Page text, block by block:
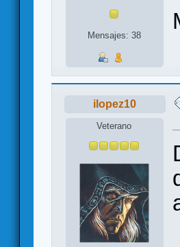
Mensajes: 38
ilopez10
Veterano